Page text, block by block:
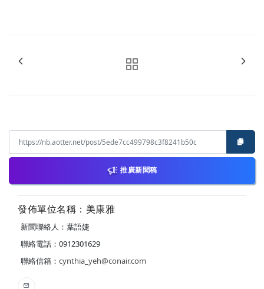
推廣新聞稿
發佈單位名稱：美康雅
新聞聯絡人：葉語婕
聯絡電話：0912301629
聯絡信箱： cynthia_yeh@conair.com